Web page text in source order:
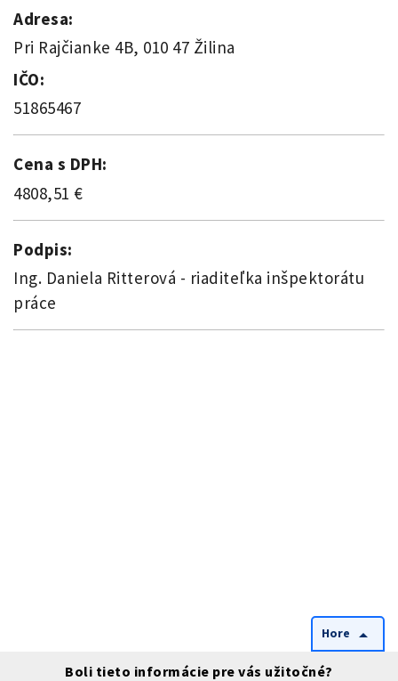
Adresa:
Pri Rajčianke 4B, 010 47 Žilina
IČO:
51865467
Cena s DPH:
4808,51 €
Podpis:
Ing. Daniela Ritterová - riaditeľka inšpektorátu
práce
Hore arrow_drop_up
Boli tieto informácie pre vás užitočné?